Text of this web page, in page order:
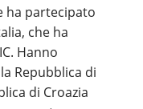
ha partecipato
che ha
Hanno
Repubblica di
di Croazia